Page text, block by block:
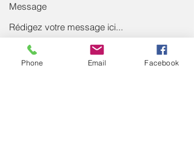
Message
Phone Email Facebook